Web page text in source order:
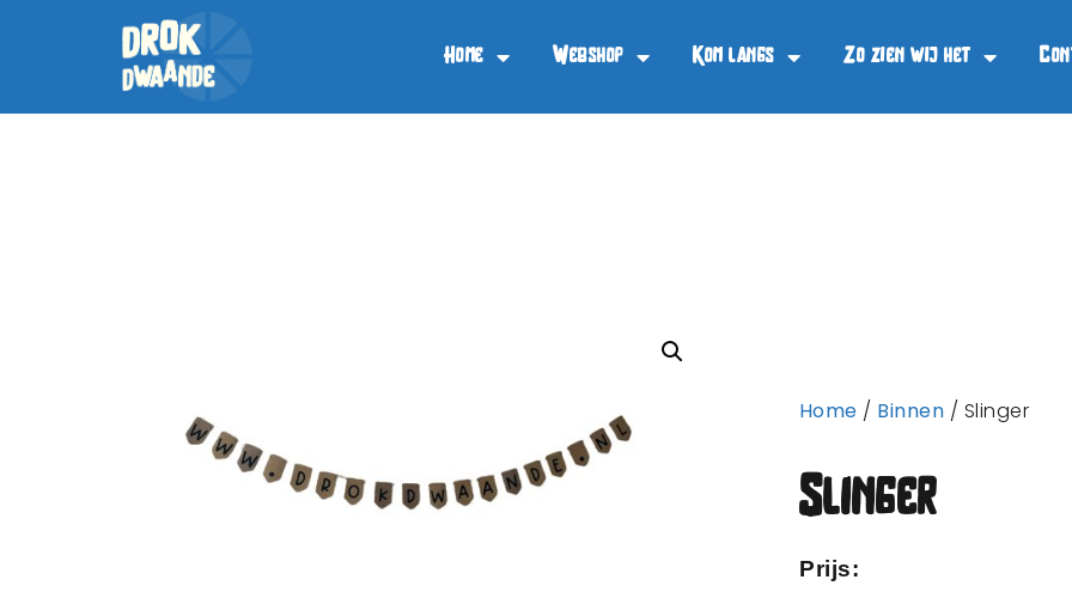
Home Webshop Kom langs Zo zien wij het
Drok Dwaande
Home / Binnen / Slinger
Slinger
Prijs: